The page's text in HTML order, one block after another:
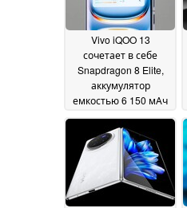
Vivo iQOO 13
сочетает в себе
Snapdragon 8 Elite,
аккумулятор
емкостью 6 150 мАч
и плоский OLED-
дисплей с частотой
144 Гц21 October 2024